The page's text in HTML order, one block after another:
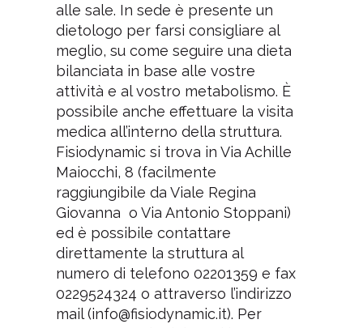
alle sale. In sede è presente un
dietologo per farsi consigliare al
meglio, su come seguire una dieta
bilanciata in base alle vostre
attività e al vostro metabolismo. È
possibile anche effettuare la visita
medica all’interno della struttura.
Fisiodynamic si trova in Via Achille
Maiocchi, 8 (facilmente
raggiungibile da Viale Regina
Giovanna o Via Antonio Stoppani)
ed è possibile contattare
direttamente la struttura al
numero di telefono 02201359 e fax
0229524324 o attraverso l’indirizzo
mail (info@fisiodynamic.it). Per